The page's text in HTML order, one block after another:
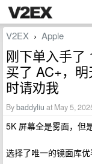
V2EX › Apple
刚下单入手了
买了 AC+，
时请劝我
Bybaddyliu at May 5,
5K 屏幕全是雾面，但
选择了唯一的镜面库